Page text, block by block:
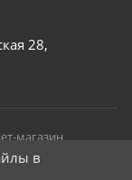
28,
магазин
в